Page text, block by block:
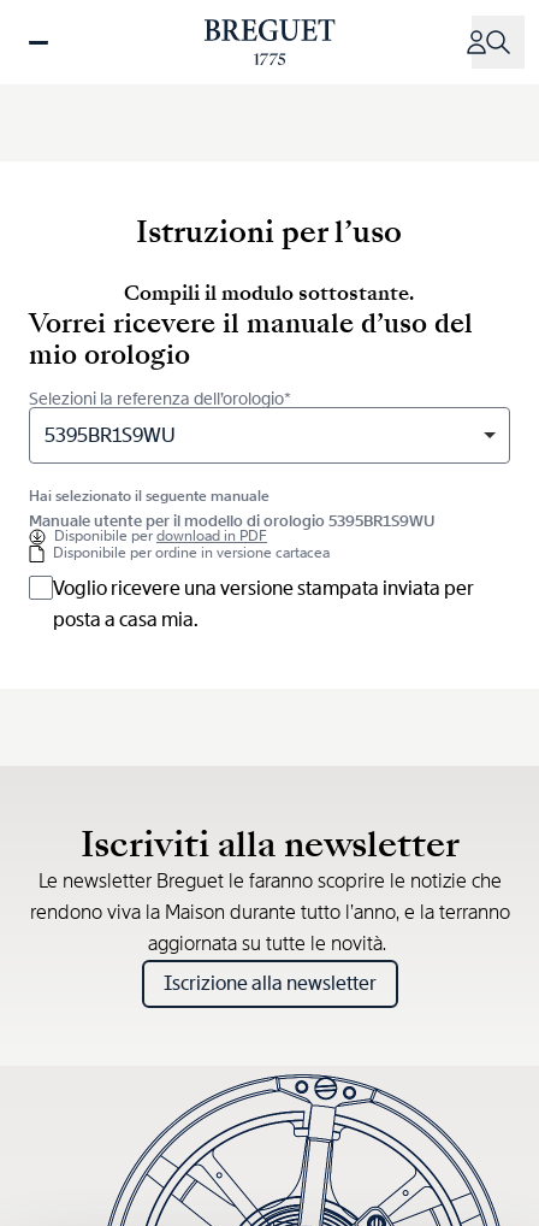
Istruzioni per l’uso
Compili il modulo sottostante.
Vorrei ricevere il manuale d’uso del
mio orologio
Selezioni la referenza dell’orologio*
5395BR1S9WU
Hai selezionato il seguente manuale
Manuale utente per il modello di orologio 5395BR1S9WU
Disponibile perdownload in PDF
Disponibile per ordine in versione cartacea
Voglio ricevere una versione stampata inviata per
posta a casa mia.
Iscriviti alla newsletter
Le newsletter Breguet le faranno scoprire le notizie che
rendono viva la Maison durante tutto l’anno, e la terranno
aggiornata su tutte le novità.
Iscrizione alla newsletter